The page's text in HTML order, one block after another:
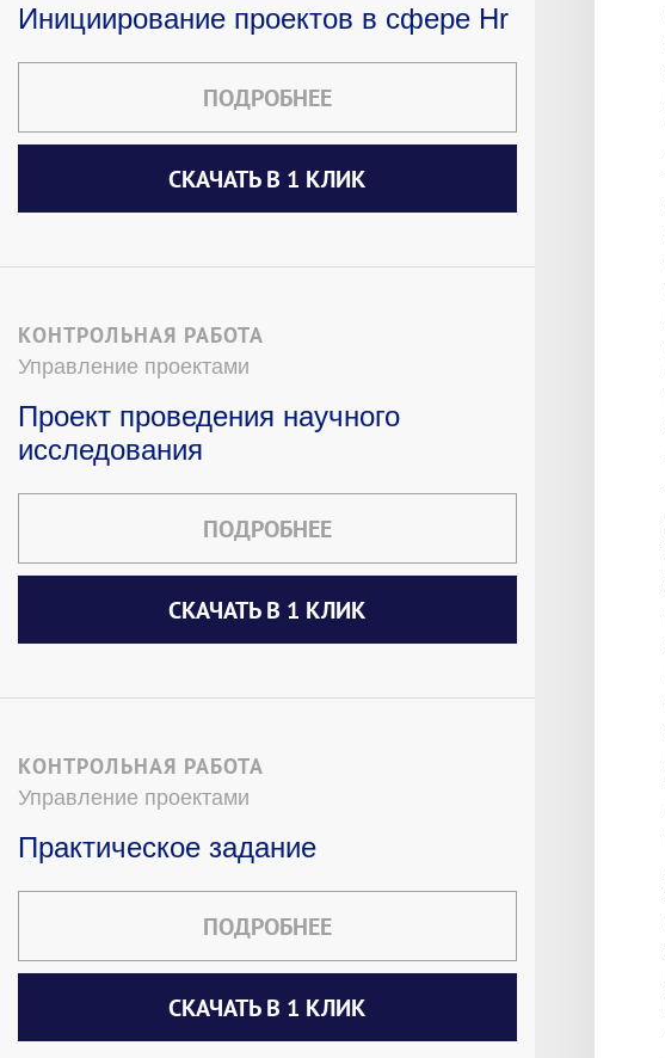
Инициирование проектов в сфере Hr
ПОДРОБНЕЕ
СКАЧАТЬ В 1 КЛИК
КОНТРОЛЬНАЯ РАБОТА
Управление проектами
Проект проведения научного
исследования
ПОДРОБНЕЕ
СКАЧАТЬ В 1 КЛИК
КОНТРОЛЬНАЯ РАБОТА
Управление проектами
Практическое задание
ПОДРОБНЕЕ
СКАЧАТЬ В 1 КЛИК